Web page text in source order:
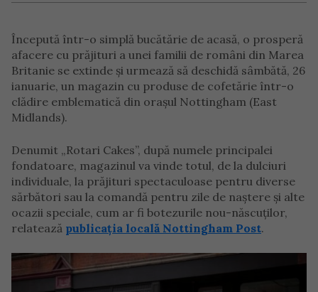
Începută într-o simplă bucătărie de acasă, o prosperă
afacere cu prăjituri a unei familii de români din Marea
Britanie se extinde și urmează să deschidă sâmbătă, 26
ianuarie, un magazin cu produse de cofetărie într-o
clădire emblematică din orașul Nottingham (East
Midlands).
Denumit „Rotari Cakes”, după numele principalei
fondatoare, magazinul va vinde totul, de la dulciuri
individuale, la prăjituri spectaculoase pentru diverse
sărbători sau la comandă pentru zile de naștere și alte
ocazii speciale, cum ar fi botezurile nou-născuților,
relatează publicația locală Nottingham Post.